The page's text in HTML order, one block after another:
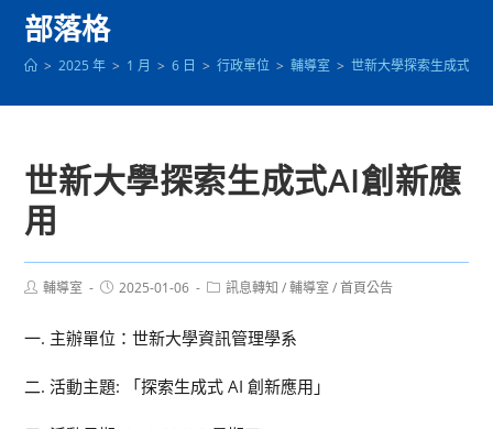
部落格
> 2025 年 > 1 月 > 6 日 > 行政單位 > 輔導室 > 世新大學探索生成式AI
世新大學探索生成式AI創新應
用
Post輔導室
Post2025-01-06
Post訊息轉知 / 輔導室 / 首頁公告
一. 主辦單位：世新大學資訊管理學系
二. 活動主題: 「探索生成式 AI 創新應用」